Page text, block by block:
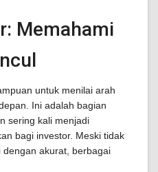
Memahami
untuk menilai arah
Ini adalah bagian
sering kali menjadi
bagi investor. Meski tidak
akurat, berbagai